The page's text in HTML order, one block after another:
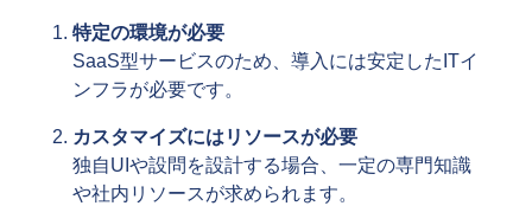
特定の環境が必要
SaaS型サービスのため、導入には安定したITイ
ンフラが必要です。
カスタマイズにはリソースが必要
独自UIや設問を設計する場合、一定の専門知識
や社内リソースが求められます。